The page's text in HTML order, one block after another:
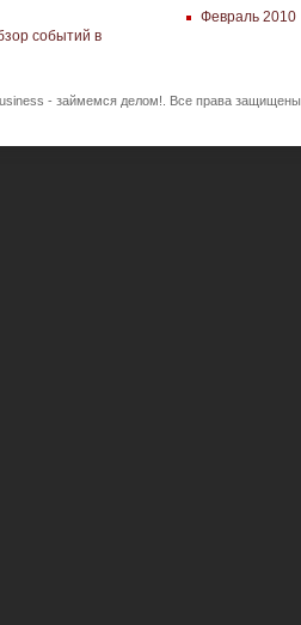
событий в
Февраль 2010
- займемся делом!. Все права защищены